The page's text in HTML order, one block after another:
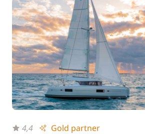
4,4 Gold partner